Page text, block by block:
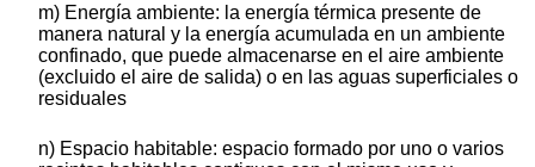
m) Energía ambiente: la energía térmica presente de
manera natural y la energía acumulada en un ambiente
confinado, que puede almacenarse en el aire ambiente
(excluido el aire de salida) o en las aguas superficiales o
residuales
n) Espacio habitable: espacio formado por uno o varios